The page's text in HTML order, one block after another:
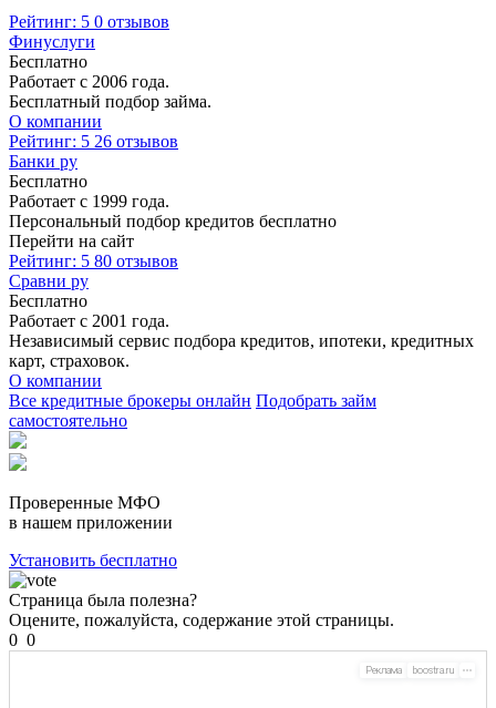
Рейтинг: 5 0 отзывов
Финуслуги
Бесплатно
Работает с 2006 года.
Бесплатный подбор займа.
О компании
Рейтинг: 5 26 отзывов
Банки ру
Бесплатно
Работает с 1999 года.
Персональный подбор кредитов бесплатно
Перейти на сайт
Рейтинг: 5 80 отзывов
Сравни ру
Бесплатно
Работает с 2001 года.
Независимый сервис подбора кредитов, ипотеки, кредитных
карт, страховок.
О компании
Все кредитные брокеры онлайн Подобрать займ
самостоятельно
Проверенные МФО
в нашем приложении
Установить бесплатно
Страница была полезна?
Оцените, пожалуйста, содержание этой страницы.
0 0